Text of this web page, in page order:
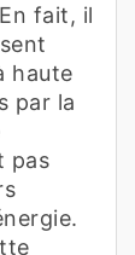
fait, il
haute
par la
pas